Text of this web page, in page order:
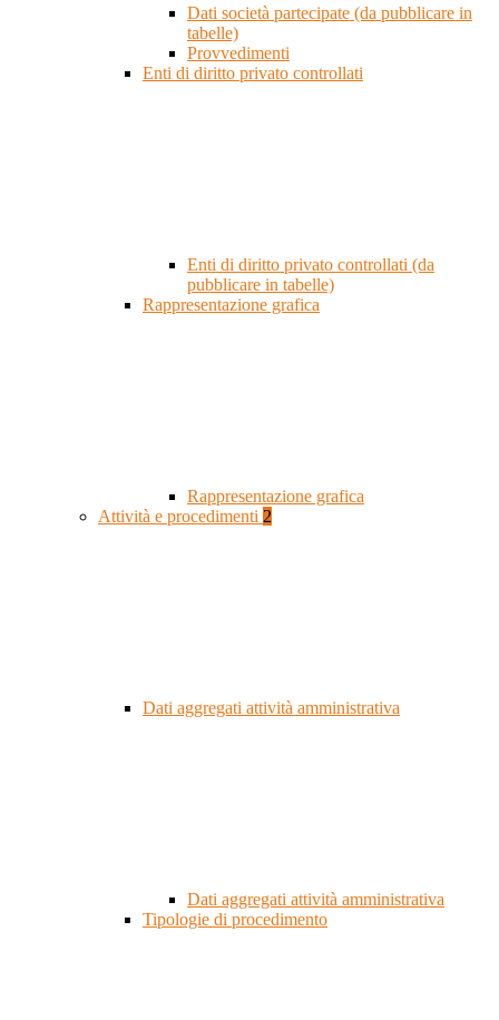
Dati società partecipate (da pubblicare in
tabelle)
Provvedimenti
Enti di diritto privato controllati
Enti di diritto privato controllati (da
pubblicare in tabelle)
Rappresentazione grafica
Rappresentazione grafica
Attività e procedimenti 2
Dati aggregati attività amministrativa
Dati aggregati attività amministrativa
Tipologie di procedimento